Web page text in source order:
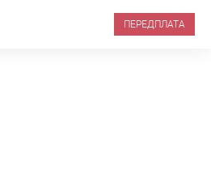
ПЕРЕДПЛАТА